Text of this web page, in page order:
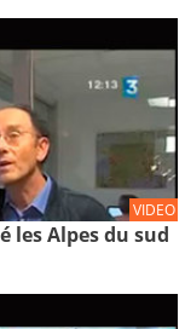
VIDEO
les Alpes du sud